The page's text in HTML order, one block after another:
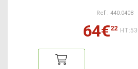
Ref : 440.0408
64€22